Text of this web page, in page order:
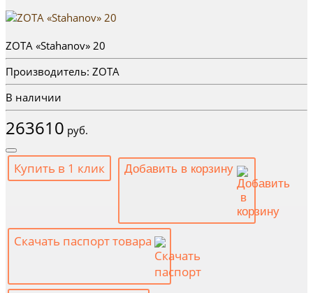
ZOTA «Stahanov» 20
Производитель: ZOTA
В наличии
263610 руб.
Купить в 1 клик Добавить в корзину
Скачать паспорт товара